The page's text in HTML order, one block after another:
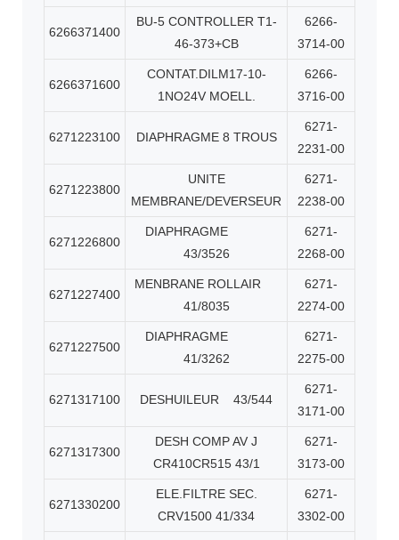
6266371400
BU-5 CONTROLLER T1-
46-373+CB
6266-
3714-00
6266371600
CONTAT.DILM17-10-
1NO24V MOELL.
6266-
3716-00
6271223100 DIAPHRAGME 8 TROUS
6271-
2231-00
6271223800
UNITE
MEMBRANE/DEVERSEUR
6271-
2238-00
6271226800
DIAPHRAGME
43/3526
6271-
2268-00
6271227400
MENBRANE ROLLAIR
41/8035
6271-
2274-00
6271227500
DIAPHRAGME
41/3262
6271-
2275-00
6271317100 DESHUILEUR 43/544
6271-
3171-00
6271317300
DESH COMP AV J
CR410CR515 43/1
6271-
3173-00
6271330200
ELE.FILTRE SEC.
CRV1500 41/334
6271-
3302-00